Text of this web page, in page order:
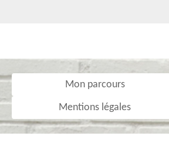
Mon parcours
Mentions légales